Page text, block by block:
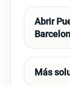
Abrir
Más